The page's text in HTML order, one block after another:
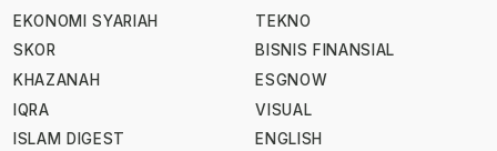
EKONOMI SYARIAH
SKOR
KHAZANAH
IQRA
ISLAM DIGEST
TEKNO
BISNIS FINANSIAL
ESGNOW
VISUAL
ENGLISH